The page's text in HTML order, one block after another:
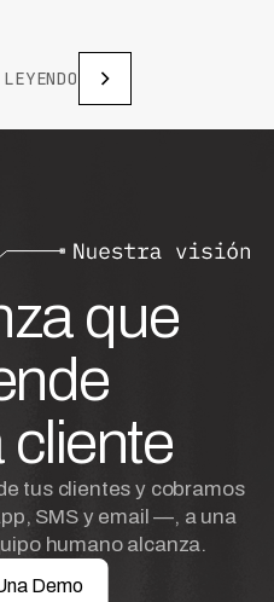
que
tus clientes y cobramos
SMS y email —, a una
humano alcanza.
Demo